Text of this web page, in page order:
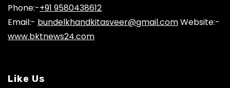
Phone:-+91 9580438612
Email:- bundelkhandkitasveer@gmail.comWebsite:-
www.bktnews24.com
Like Us